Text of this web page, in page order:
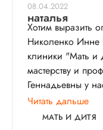
08.04.2022
наталья
Хотим выразить
Николенко Инне
клиники "Мать и
мастерству и
Геннадьевны у
первый
много-много
Читать дальше
МАТЬ И ДИТЯ